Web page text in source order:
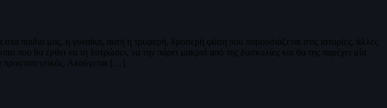
παιδιά μας, η γυναίκα, αυτή η τρυφερή, δροσερή φύση που παρουσιάζεται στις ιστορίες, άλλες
που θα έρθει να τη λυτρώσει, να την πάρει μακριά από της δυσκολίες και θα της παρέχει μία
προστατευτικός. Ακούγεται […]